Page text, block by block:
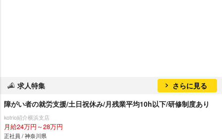
求人特集
さらに見る
障がい者の就労支援/土日祝休み/月残業平均10h以下/研修制度あり
kotrio紹介横浜支店
月給24万円～28万円
正社員 / 神奈川県